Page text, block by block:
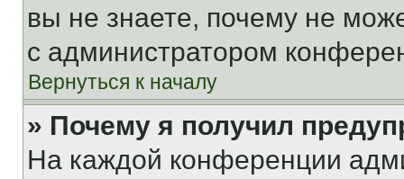
вы не знаете, почему не
с администратором
Вернуться к началу
» Почему я получил
На каждой конференции